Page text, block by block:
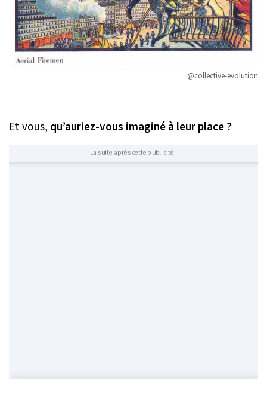
@collective-evolution
Et vous, qu’auriez-vous imaginé à leur place ?
La suite après cette publicité